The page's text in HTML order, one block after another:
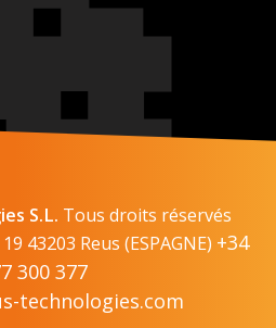
S.L. Tous droits réservés
43203 Reus (ESPAGNE) +34
300 377
technologies.com